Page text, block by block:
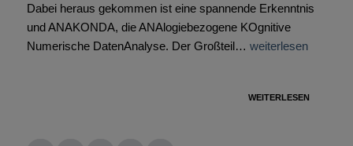
Dabei heraus gekommen ist eine spannende Erkenntnis
und ANAKONDA, die ANAlogiebezogene KOgnitive
Numerische DatenAnalyse. Der Großteil… weiterlesen
WEITERLESEN